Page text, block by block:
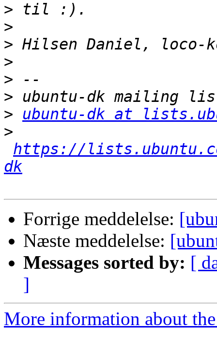
>
>
>
>
>
>
>
ubuntu-dk at
>
https://
dk
Forrige meddelelse:
Næste meddelelse:
Messages sorted by: [
]
More information about